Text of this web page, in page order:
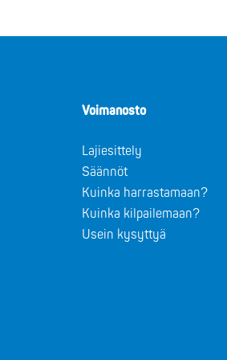
Voimanosto
Lajiesittely
Säännöt
Kuinka harrastamaan?
Kuinka kilpailemaan?
Usein kysyttyä